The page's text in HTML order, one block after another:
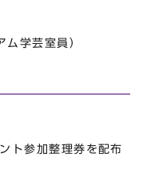
学芸室員）
ト参加整理券を配布